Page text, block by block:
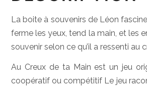
La boite à souvenirs de Léon
ferme les yeux, tend la main, et les
souvenir selon ce qu’il a ressenti au
Au Creux de ta Main est un jeu
coopératif ou compétitif Le jeu